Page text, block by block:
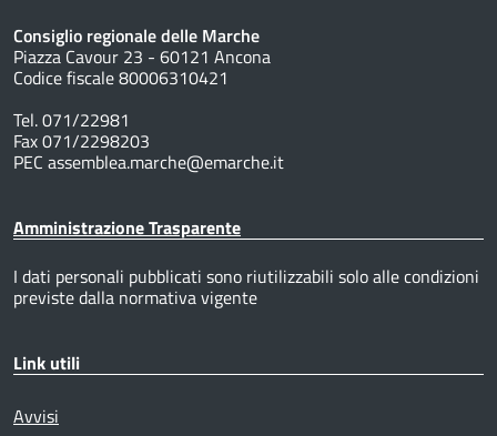
Consiglio regionale delle Marche
Piazza Cavour 23 - 60121 Ancona
Codice fiscale 80006310421
Tel. 071/22981
Fax 071/2298203
PEC assemblea.marche@emarche.it
Amministrazione Trasparente
I dati personali pubblicati sono riutilizzabili solo alle condizioni
previste dalla normativa vigente
Link utili
Avvisi